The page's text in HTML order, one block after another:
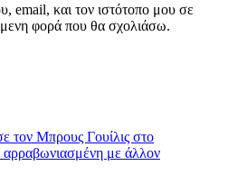
email, και τον ιστότοπο μου σε
φορά που θα σχολιάσω.
τον Μπρους Γουίλις στο
αρραβωνιασμένη με άλλον